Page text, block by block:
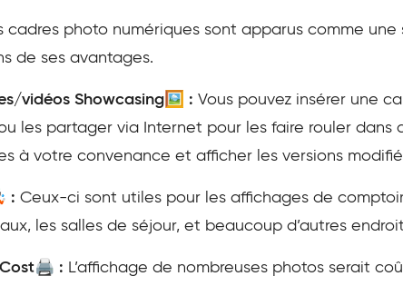
cadres photo numériques sont apparus comme
de ses avantages.
vidéos Showcasing🖼️ : Vous pouvez insérer une
les partager via Internet pour les faire rouler dans
à votre convenance et afficher les versions
: Ceux-ci sont utiles pour les affichages de
les salles de séjour, et beaucoup d’autres
Cost🖨️ : L’affichage de nombreuses photos serait